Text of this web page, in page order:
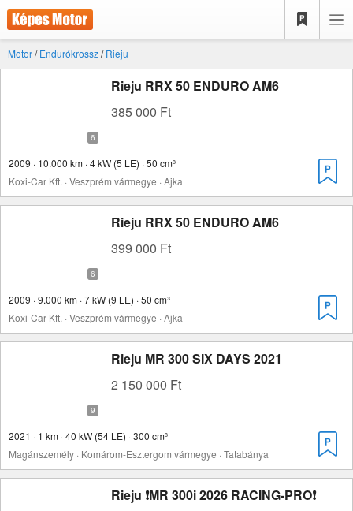
Motor/Endurókrossz/Rieju
Rieju RRX 50 ENDURO AM6
385 000 Ft
2009 · 10.000 km · 4 kW (5 LE) · 50 cm³
Koxi-Car Kft. · Veszprém vármegye · Ajka
Rieju RRX 50 ENDURO AM6
399 000 Ft
2009 · 9.000 km · 7 kW (9 LE) · 50 cm³
Koxi-Car Kft. · Veszprém vármegye · Ajka
Rieju MR 300 SIX DAYS 2021
2 150 000 Ft
2021 · 1 km · 40 kW (54 LE) · 300 cm³
Magánszemély · Komárom-Esztergom vármegye · Tatabánya
Rieju ❗MR 300i 2026 RACING-PRO❗